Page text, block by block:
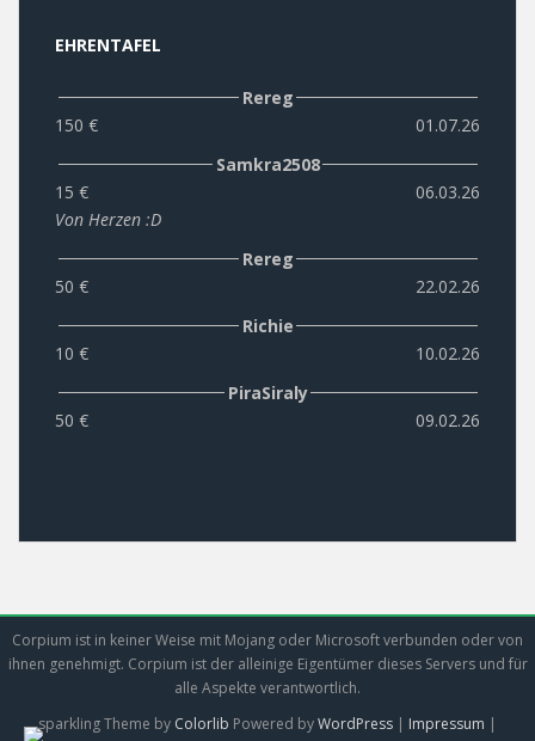
EHRENTAFEL
Rereg
150 €
01.07.26
Samkra2508
15 €
06.03.26
Von Herzen :D
Rereg
50 €
22.02.26
Richie
10 €
10.02.26
PiraSiraly
50 €
09.02.26
Corpium ist in keiner Weise mit Mojang oder Microsoft verbunden oder von
ihnen genehmigt. Corpium ist der alleinige Eigentümer dieses Servers und für
alle Aspekte verantwortlich.
sparkling Theme by Colorlib Powered byWordPress | Impressum |